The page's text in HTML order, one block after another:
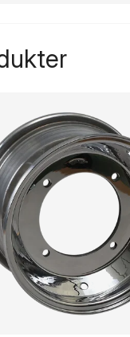
Namn
Ja, ni får publicera